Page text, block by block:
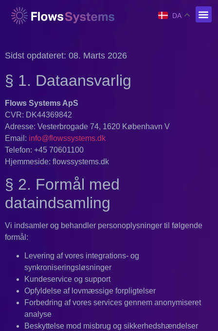
DA
Sidst opdateret: 08. Marts 2026
§ 1. Dataansvarlig
Flows Systems ApS
CVR: DK44369842
Adresse: Vesterbrogade 74, 1620 København V
Email: info@flowssystems.dk
Telefon: +45 70601100
Hjemmeside: flowssystems.dk
§ 2. Formål med
dataindsamling
Vi indsamler og behandler personoplysninger til følgende
formål:
Levering af vores integrations- og
synkroniseringsløsninger
Kundeservice og support
Opfyldelse af lovmæssige forpligtelser
Forbedring af vores services gennem anonymiseret
analyse
Beskyttelse mod misbrug og sikkerhedshændelser